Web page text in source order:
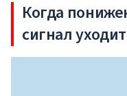
Когда
сигнал